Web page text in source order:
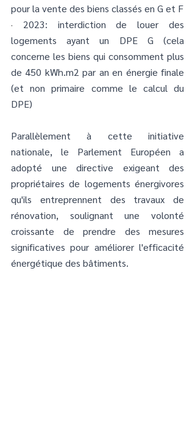
pour la vente des biens classés en G et F
· 2023: interdiction de louer des
logements ayant un DPE G (cela
concerne les biens qui consomment plus
de 450 kWh.m2 par an en énergie finale
(et non primaire comme le calcul du
DPE)
Parallèlement à cette initiative
nationale, le Parlement Européen a
adopté une directive exigeant des
propriétaires de logements énergivores
qu'ils entreprennent des travaux de
rénovation, soulignant une volonté
croissante de prendre des mesures
significatives pour améliorer l'efficacité
énergétique des bâtiments.